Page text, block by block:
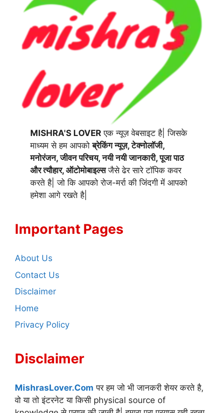
MISHRA'S LOVER एक न्यूज़ वेबसाइट है| जिसके
माध्यम से हम आपकोब्रेकिंग न्यूज़, टेक्नोलॉजी,
मनोरंजन, जीवन परिचय, नयी नयी जानकारी, पूजा पाठ
और त्यौहार, ऑटोमोबाइल्सजैसे ढेर सारे टॉपिक कवर
करते है| जो कि आपको रोज-मर्रा की जिंदगी में आपको
हमेशा आगे रखते है|
Important Pages
About Us
Contact Us
Disclaimer
Home
Privacy Policy
Disclaimer
MishrasLover.Com पर हम जो भी जानकरी शेयर करते है,
वो या तो इंटरनेट या किसी physical source of